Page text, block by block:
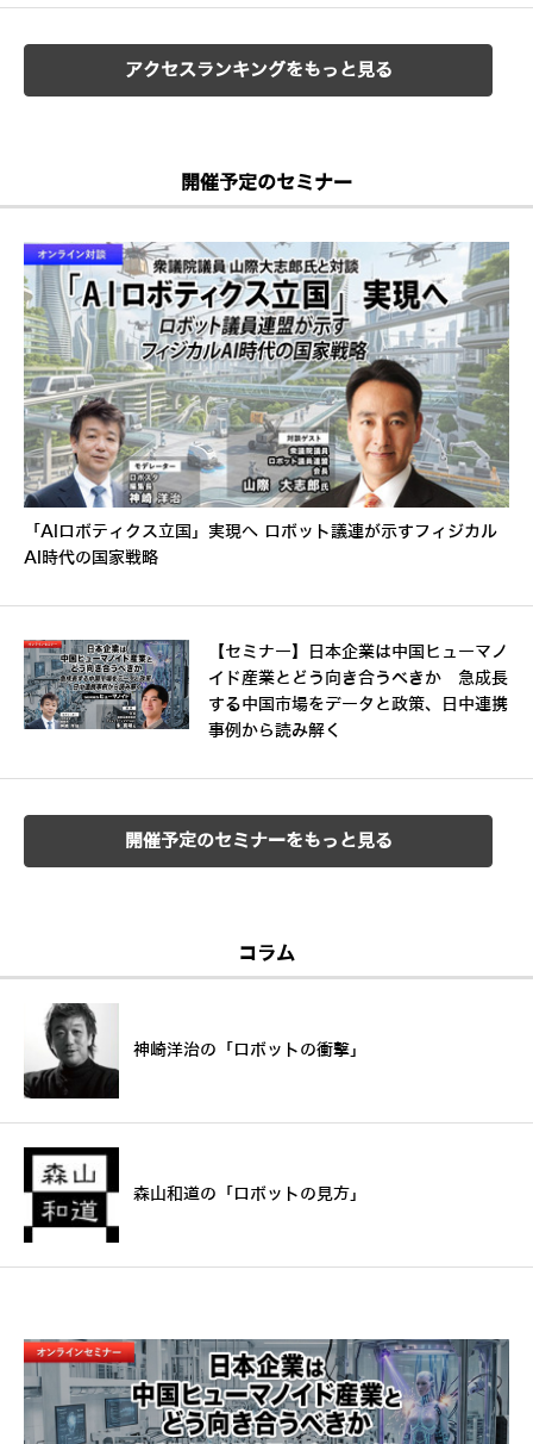
アクセスランキングをもっと見る
開催予定のセミナー
「AIロボティクス立国」実現へ ロボット議連が示すフィジカル
AI時代の国家戦略
【セミナー】日本企業は中国ヒューマノ
イド産業とどう向き合うべきか 急成長
する中国市場をデータと政策、日中連携
事例から読み解く
開催予定のセミナーをもっと見る
コラム
神崎洋治の「ロボットの衝撃」
森山和道の「ロボットの見方」